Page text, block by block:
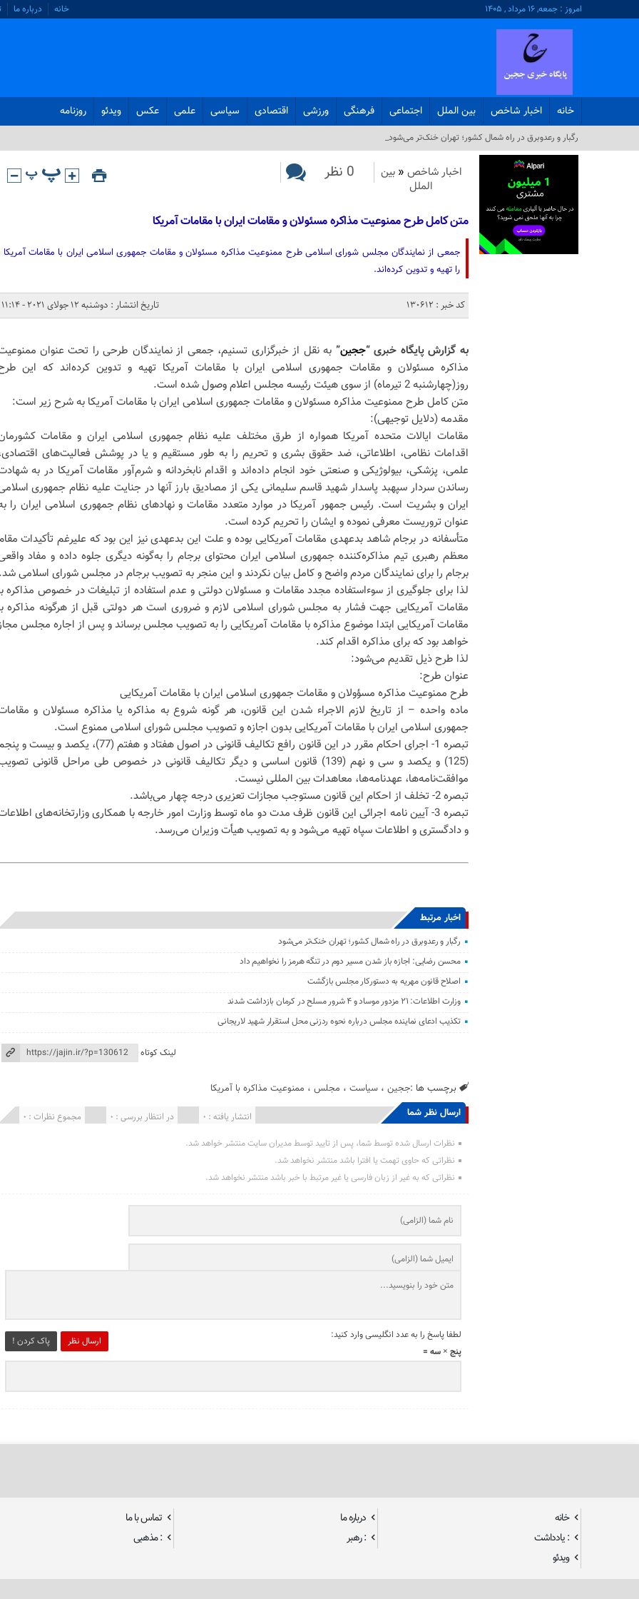
امروز : جمعه, ۱۶ مرداد , ۱۴۰۵ خانه درباره ما
خانه اخبار شاخص بین الملل اجتماعی فرهنگی ورزشی اقتصادی سیاسی علمی عکس ویدئو روزنامه
رگبار و رعدوبرق در راه شمال کشور؛ تهران خنک‌تر می‌شود_
اخبار شاخص « بین
الملل
0 نظر
متن کامل طرح ممنوعیت مذاکره مسئولان و مقامات ایران با مقامات آمریکا
جمعی از نمایندگان مجلس شورای اسلامی طرح ممنوعیت مذاکره مسئولان و مقامات جمهوری اسلامی ایران با مقامات آمریکا
را تهیه و تدوین کرده‌اند.
کد خبر : 130612 تاریخ انتشار : دوشنبه 12 جولای 2021 - 11:14
به گزارش پایگاه خبری “ججین” به نقل از خبرگزاری تسنیم، جمعی از نمایندگان طرحی را تحت عنوان
مذاکره مسئولان و مقامات جمهوری اسلامی ایران با مقامات آمریکا تهیه و تدوین کرده‌اند که این
روز(چهارشنبه 2 تیرماه) از سوی هیئت رئیسه مجلس اعلام وصول شده است.
متن کامل طرح ممنوعیت مذاکره مسئولان و مقامات جمهوری اسلامی ایران با مقامات آمریکا به شرح زیر است:
مقدمه (دلایل توجیهی):
مقامات ایالات متحده آمریکا همواره از طرق مختلف علیه نظام جمهوری اسلامی ایران و مقامات
اقدامات نظامی، اطلاعاتی، ضد حقوق بشری و تحریم را به طور مستقیم و یا در پوشش فعالیت‌های
علمی، پزشکی، بیولوژیکی و صنعتی خود انجام داده‌اند و اقدام نابخردانه و شرم‌آور مقامات آمریکا در به
رساندن سردار سپهبد پاسدار شهید قاسم سلیمانی یکی از مصادیق بارز آنها در جنایت علیه نظام جمهوری
ایران و بشریت است. رئیس جمهور آمریکا در موارد متعدد مقامات و نهادهای نظام جمهوری اسلامی ایران را
عنوان تروریست معرفی نموده و ایشان را تحریم کرده است.
متأسفانه در برجام شاهد بدعهدی مقامات آمریکایی بوده و علت این بدعهدی نیز این بود که علیرغم تأکیدات
معظم رهبری تیم مذاکره‌کننده جمهوری اسلامی ایران محتوای برجام را به‌گونه دیگری جلوه داده و مفاد
برجام را برای نمایندگان مردم واضح و کامل بیان نکردند و این منجر به تصویب برجام در مجلس شورای اسلامی
لذا برای جلوگیری از سوءاستفاده مجدد مقامات و مسئولان دولتی و عدم استفاده از تبلیغات در خصوص مذاکره
مقامات آمریکایی جهت فشار به مجلس شورای اسلامی لازم و ضروری است هر دولتی قبل از هرگونه مذاکره
مقامات آمریکایی ابتدا موضوع مذاکره با مقامات آمریکایی را به تصویب مجلس برساند و پس از اجاره مجلس
خواهد بود که برای مذاکره اقدام کند.
لذا طرح ذیل تقدیم می‌شود:
عنوان طرح:
طرح ممنوعیت مذاکره مسؤولان و مقامات جمهوری اسلامی ایران با مقامات آمریکایی
ماده واحده – از تاریخ لازم الاجراء شدن این قانون، هر گونه شروع به مذاکره یا مذاکره مسئولان و
جمهوری اسلامی ایران با مقامات آمریکایی بدون اجازه و تصویب مجلس شورای اسلامی ممنوع است.
تبصره 1- اجرای احکام مقرر در این قانون رافع تکالیف قانونی در اصول هفتاد و هفتم (77)، یکصد و بیست
(125) و یکصد و سی و نهم (139) قانون اساسی و دیگر تکالیف قانونی در خصوص طی مراحل قانونی
موافقت‌نامه‌ها، عهدنامه‌ها، معاهدات بین المللی نیست.
تبصره 2- تخلف از احکام این قانون مستوجب مجازات تعزیری درجه چهار می‌باشد.
تبصره 3- آیین نامه اجرائی این قانون ظرف مدت دو ماه توسط وزارت امور خارجه با همکاری وزارتخانه‌های
و دادگستری و اطلاعات سپاه تهیه می‌شود و به تصویب هیأت وزیران می‌رسد.
اخبار مرتبط
رگبار و رعدوبرق در راه شمال کشور؛ تهران خنک‌تر می‌شود
محسن رضایی: اجازه باز شدن مسیر دوم در تنگه هرمز را نخواهیم داد
اصلاح قانون مهریه به دستورکار مجلس بازگشت
وزارت اطلاعات: ۲۱ مزدور موساد و ۴ شرور مسلح در کرمان بازداشت شدند
تکذیب ادعای نماینده مجلس درباره نحوه ردزنی محل استقرار شهید لاریجانی
لینک کوتاه
برچسب ها :ججین ،سیاست ، مجلس ، ممنوعیت مذاکره با آمریکا
ارسال نظر شما مجموع نظرات : 0 در انتظار بررسی : 0 انتشار یافته : 0
نظرات ارسال شده توسط شما، پس از تایید توسط مدیران سایت منتشر خواهد شد.
نظراتی که حاوی تهمت یا افترا باشد منتشر نخواهد شد.
نظراتی که به غیر از زبان فارسی یا غیر مرتبط با خبر باشد منتشر نخواهد شد.
ارسال نظر پاک کردن !
لطفا پاسخ را به عدد انگلیسی وارد کنید:
پنج × سه =
خانه درباره ما
تماس با ما
: یادداشت
: رهبر
: مذهبی
ویدئو